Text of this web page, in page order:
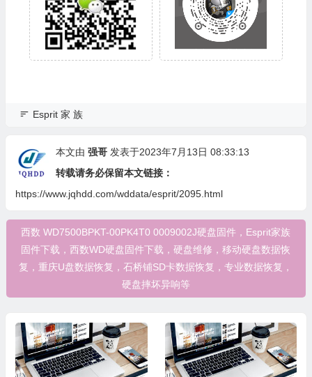
Esprit 家 族
本文由 强哥 发表于2023年7月13日 08:33:13
转载请务必保留本文链接：
https://www.jqhdd.com/wddata/esprit/2095.html
西数 WD7500BPKT-00PK4T0 0009002J硬盘固件，Esprit家族
固件下载，西数WD硬盘固件下载，硬盘维修，移动硬盘数据恢
复，重庆U盘数据恢复，石桥铺SD卡数据恢复，专业数据恢复，
硬盘摔坏异响等